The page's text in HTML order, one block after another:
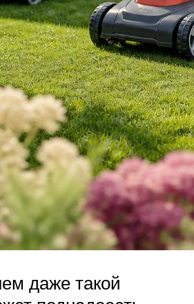
даже такой